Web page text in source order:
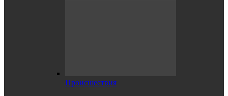
Происшествия